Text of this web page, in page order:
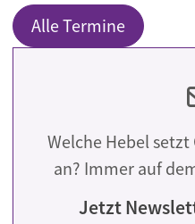
Alle Termine
Welche Hebel
an? Immer auf
Jetzt